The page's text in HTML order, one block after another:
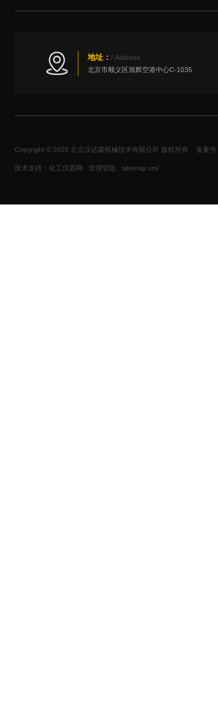
地址： / Address
北京市顺义区旭辉空港中心C-1035
Copyright © 2026 北京汉达森机械技术有限公司 版权所有 备案
技术支持：化工仪器网 管理登陆 sitemap.xml